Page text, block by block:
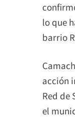
lo que
barrio
acción
Red de
el